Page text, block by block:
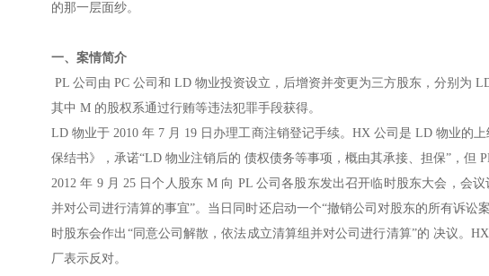
的那一层面纱。
一、案情简介
PL 公司由 PC 公司和 LD 物业投资设立，后增资并变更为三方股东，分别为
其中 M 的股权系通过行贿等违法犯罪手段获得。
LD 物业于 2010 年 7 月 19 日办理工商注销登记手续。HX 公司是 LD 物业的
保结书》，承诺“LD 物业注销后的 债权债务等事项，概由其承接、担保”，但
2012 年 9 月 25 日个人股东 M 向 PL 公司各股东发出召开临时股东大会，会
并对公司进行清算的事宜”。当日同时还启动一个“撤销公司对股东的所有诉讼
时股东会作出“同意公司解散，依法成立清算组并对公司进行清算”的 决议。
厂表示反对。